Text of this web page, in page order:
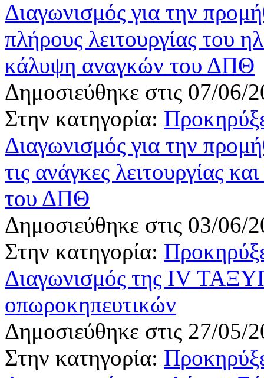
Διαγωνισμός για την
πλήρους λειτουργίας του
κάλυψη αναγκών του ΔΠΘ
Δημοσιεύθηκε στις 07/06/
Στην κατηγορία:
Διαγωνισμός για την
τις ανάγκες λειτουργίας
του ΔΠΘ
Δημοσιεύθηκε στις 03/06/
Στην κατηγορία:
Διαγωνισμός της IV
οπωροκηπευτικών
Δημοσιεύθηκε στις 27/05/
Στην κατηγορία: